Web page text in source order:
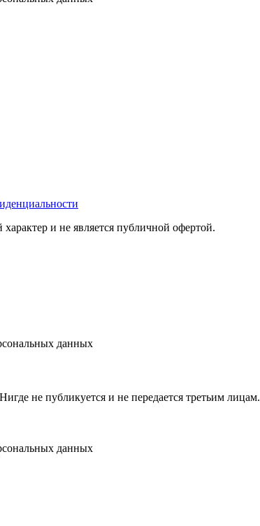
и не является публичной офертой.
данных
не публикуется и не передается третьим лицам.
данных